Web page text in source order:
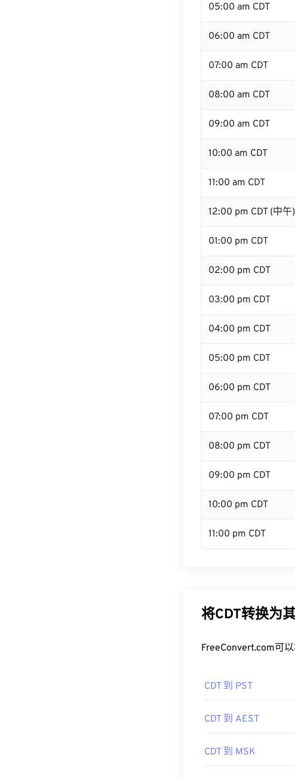
05:00 am CDT
06:00 am CDT
07:00 am CDT
08:00 am CDT
09:00 am CDT
10:00 am CDT
11:00 am CDT
12:00 pm CDT (中午)
01:00 pm CDT
02:00 pm CDT
03:00 pm CDT
04:00 pm CDT
05:00 pm CDT
06:00 pm CDT
07:00 pm CDT
08:00 pm CDT
09:00 pm CDT
10:00 pm CDT
11:00 pm CDT
将CDT转换为
FreeConvert.com可以
CDT 到 PST
CDT 到 AEST
CDT 到 MSK